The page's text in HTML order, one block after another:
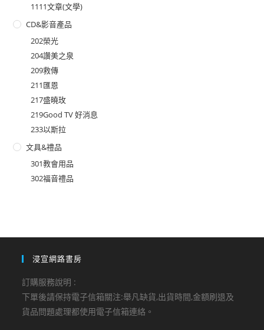
1111文章(文學)
CD&影音產品
202榮光
204讚美之泉
209救傳
211匯恩
217盛曉玫
219Good TV 好消息
233以斯拉
文具&禮品
301教會用品
302福音禮品
浸宣網路書房
訂購服務說明 :
下單後請保持電子信箱關注:舉凡缺貨,出貨時間,金額刷退及
貨品問題處理都使用電子信箱連絡。